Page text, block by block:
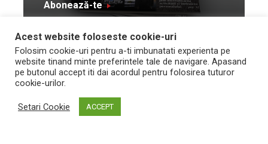
Abonează-te
© Toate drepturile
rezervate Trafic Media
2026
Design by
and development byNeo
Vision Technologies
Acest website foloseste cookie-uri
Folosim cookie-uri pentru a-ti imbunatati experienta pe
website tinand minte preferintele tale de navigare. Apasand
pe butonul accept iti dai acordul pentru folosirea tuturor
cookie-urilor.
Setari Cookie ACCEPT